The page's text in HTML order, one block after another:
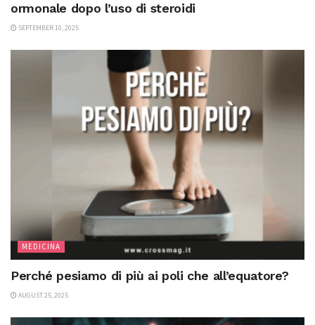
ormonale dopo l’uso di steroidi
SEPTEMBER 10, 2025
MEDICINA
Perché pesiamo di più ai poli che all’equatore?
AUGUST 25, 2025